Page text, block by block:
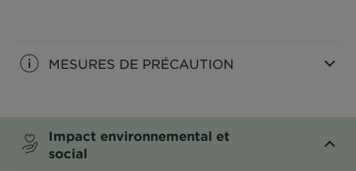
MESURES DE PRÉCAUTION
Impact environnemental et
social